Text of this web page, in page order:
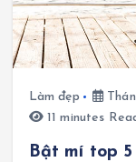
Làm đẹp
11 minutes
Bật mí top